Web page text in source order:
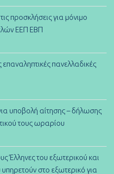
προσκλήσεις για μόνιμο
ΕΕΠ ΕΒΠ
επαναληπτικές πανελλαδικές
υποβολή αίτησης – δήλωσης
τους ωραρίου
Έλληνες του εξωτερικού και
στο εξωτερικό για